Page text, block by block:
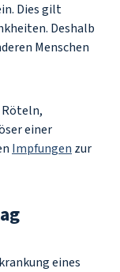
Dies gilt
Deshalb
Menschen
Röteln,
einer
Impfungen zur
eines